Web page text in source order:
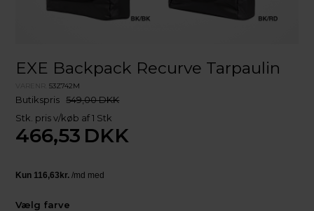
EXE Backpack Recurve Tarpaulin
VARENR.53Z742M
Butikspris 549,00 DKK
Stk. pris v/køb af 1 Stk
466,53 DKK
Vælg farve